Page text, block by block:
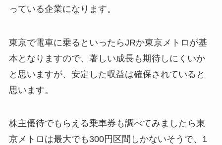
っている企業になります。
東京で電車に乗るといったらJRか東京メトロが基
本となりますので、著しい成長も期待しにくいか
と思いますが、安定した収益は確保されていると
思います。
株主優待でもらえる乗車券も調べてみましたら東
京メトロは最大でも300円区間しかないそうで、1